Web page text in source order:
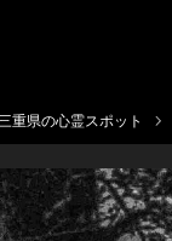
重県の心霊スポット